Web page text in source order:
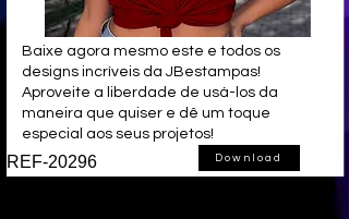
Baixe agora mesmo este e todos os
designs incríveis da JBestampas!
Aproveite a liberdade de usá-los da
maneira que quiser e dê um toque
especial aos seus projetos!
REF-20296 Download